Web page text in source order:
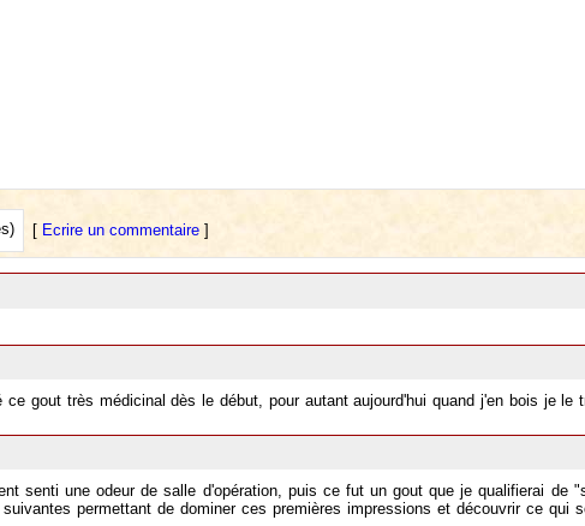
[ Ecrire un commentaire]
gout très médicinal dès le début, pour autant aujourd'hui quand j'en bois je
senti une odeur de salle d'opération, puis ce fut un gout que je qualifierai de
permettant de dominer ces premières impressions et découvrir ce